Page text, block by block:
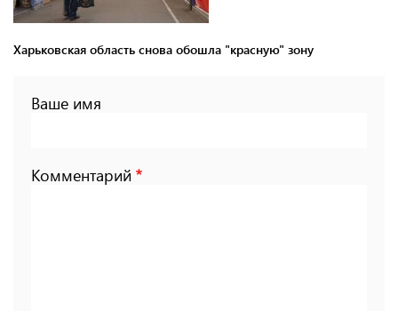
Харьковская область снова обошла "красную" зону
Ваше имя
Комментарий